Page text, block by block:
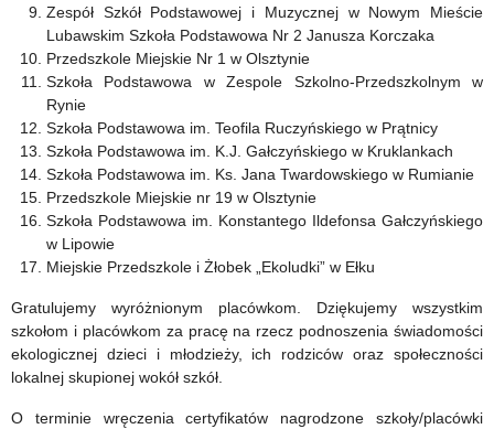
Zespół Szkół Podstawowej i Muzycznej w Nowym Mieście
Lubawskim Szkoła Podstawowa Nr 2 Janusza Korczaka
Przedszkole Miejskie Nr 1 w Olsztynie
Szkoła Podstawowa w Zespole Szkolno-Przedszkolnym w
Rynie
Szkoła Podstawowa im. Teofila Ruczyńskiego w Prątnicy
Szkoła Podstawowa im. K.J. Gałczyńskiego w Kruklankach
Szkoła Podstawowa im. Ks. Jana Twardowskiego w Rumianie
Przedszkole Miejskie nr 19 w Olsztynie
Szkoła Podstawowa im. Konstantego Ildefonsa Gałczyńskiego
w Lipowie
Miejskie Przedszkole i Żłobek „Ekoludki” w Ełku
Gratulujemy wyróżnionym placówkom. Dziękujemy wszystkim
szkołom i placówkom za pracę na rzecz podnoszenia świadomości
ekologicznej dzieci i młodzieży, ich rodziców oraz społeczności
lokalnej skupionej wokół szkół.
O terminie wręczenia certyfikatów nagrodzone szkoły/placówki